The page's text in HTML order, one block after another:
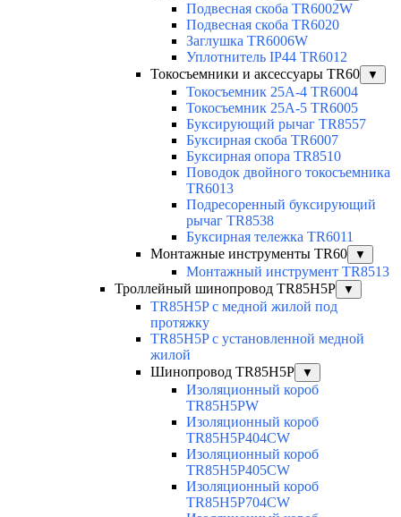
Подвесная скоба TR6002W
Подвесная скоба TR6020
Заглушка TR6006W
Уплотнитель IP44 TR6012
Токосъемники и аксессуары TR60
▼
Токосъемник 25А-4 TR6004
Токосъемник 25А-5 TR6005
Буксирующий рычаг TR8557
Буксирная скоба TR6007
Буксирная опора TR8510
Поводок двойного токосъемника
TR6013
Подресоренный буксирующий
рычаг TR8538
Буксирная тележка TR6011
Монтажные инструменты TR60
▼
Монтажный инструмент TR8513
Троллейный шинопровод TR85H5P
▼
TR85H5P с медной жилой под
протяжку
TR85H5P с установленной медной
жилой
Шинопровод TR85H5P
▼
Изоляционный короб
TR85H5PW
Изоляционный короб
TR85H5P404CW
Изоляционный короб
TR85H5P405CW
Изоляционный короб
TR85H5P704CW